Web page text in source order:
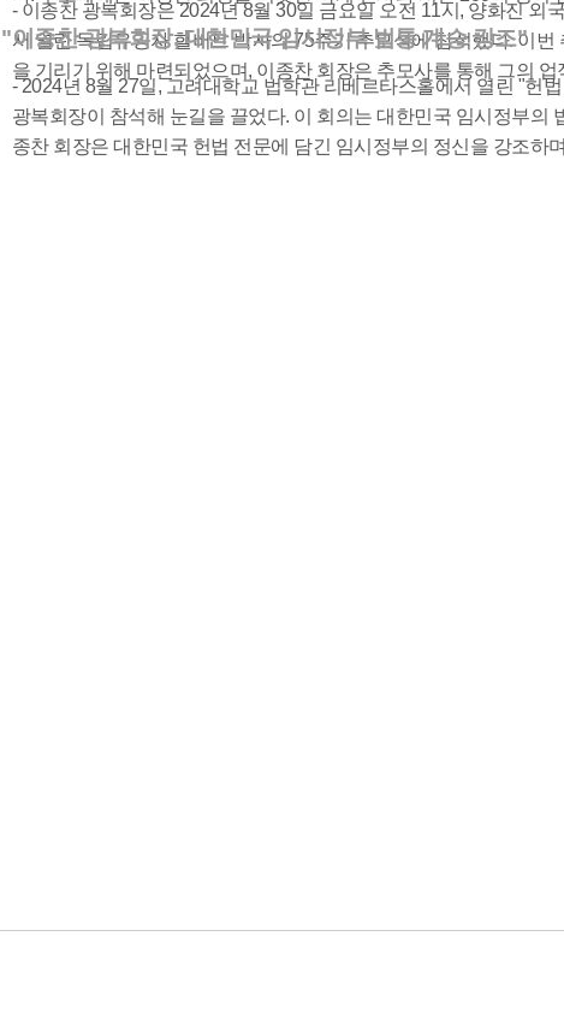
- 이종찬 광복회장은 2024년 8월 30일 금요일 오전 11시, 양화진 외
서 열린 독립유공자 헐버트 박사의 75주기 추모식에 참석했다. 이번
을 기리기 위해 마련되었으며, 이종찬 회장은 추모사를 통해 그의 업
"이종찬 광복회장, 대한민국 임시정부 법통 계승 강조"
- 2024년 8월 27일, 고려대학교 법학관 리베르타스홀에서 열린 "헌
광복회장이 참석해 눈길을 끌었다. 이 회의는 대한민국 임시정부의
종찬 회장은 대한민국 헌법 전문에 담긴 임시정부의 정신을 강조하